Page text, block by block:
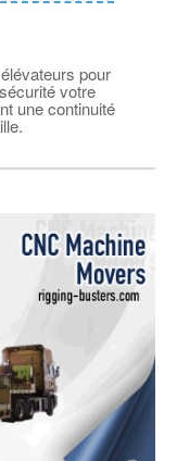
pour
votre
une continuité